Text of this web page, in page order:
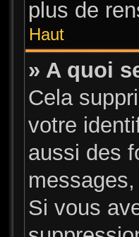
plus de
Haut
» A quoi
Cela
votre
aussi des
Si vous